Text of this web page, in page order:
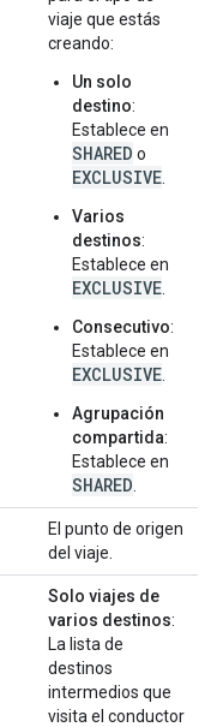
viaje que estás
creando:
Un solo
destino:
Establece en
SHARED o
EXCLUSIVE
Varios
destinos:
Establece en
EXCLUSIVE
Consecutivo:
Establece en
EXCLUSIVE
Agrupación
compartida:
Establece en
SHARED
El punto de origen
del viaje.
Solo viajes de
varios destinos:
La lista de
destinos
intermedios que
visita el conductor